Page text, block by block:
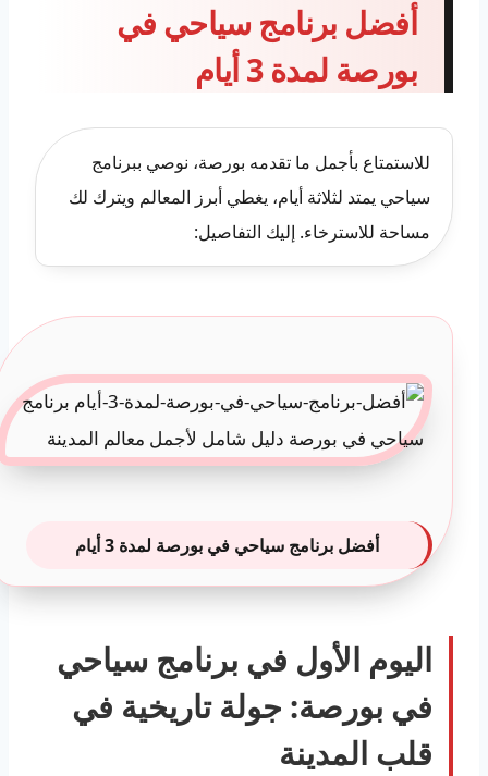
أفضل برنامج سياحي في
بورصة لمدة 3 أيام
للاستمتاع بأجمل ما تقدمه بورصة، نوصي ببرنامج
سياحي يمتد لثلاثة أيام، يغطي أبرز المعالم ويترك لك
مساحة للاسترخاء. إليك التفاصيل:
أفضل برنامج سياحي في بورصة لمدة 3 أيام
اليوم الأول في برنامج سياحي
في بورصة: جولة تاريخية في
قلب المدينة